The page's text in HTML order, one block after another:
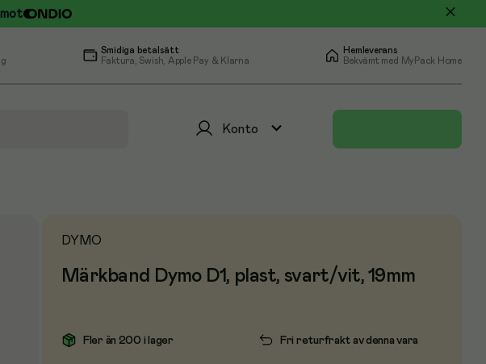
Smidiga betalsätt
Faktura, Swish, Apple Pay & Klarna
Hemleverans
Bekvämt med MyPack Home
Konto
DYMO
Märkband Dymo D1, plast, svart/vit, 19mm
Fler än 200 i lager Fri returfrakt av denna vara